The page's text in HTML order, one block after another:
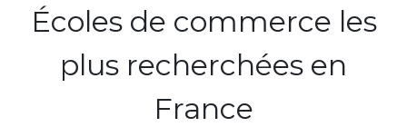
Écoles de commerce les
plus recherchées en
France